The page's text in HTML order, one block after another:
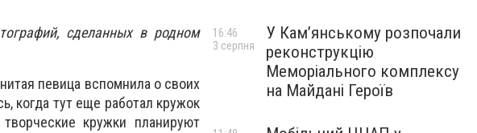
сделанных в родном
певица вспомнила о своих
когда тут еще работал кружок
кружки планируют
У Кам’янському розпочали
реконструкцію
Меморіального комплексу
на Майдані Героїв
16:46
3 серпня